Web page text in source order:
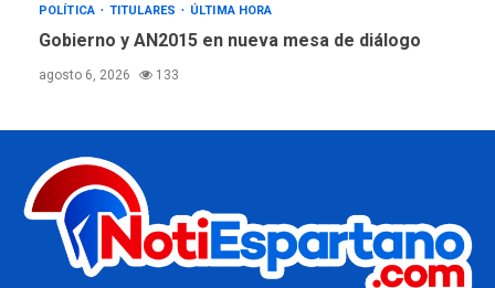
POLÍTICA TITULARES ÚLTIMA HORA
Gobierno y AN2015 en nueva mesa de diálogo
agosto 6, 2026 133